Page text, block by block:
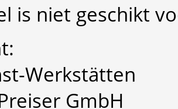
is niet geschikt
Werkstätten
GmbH